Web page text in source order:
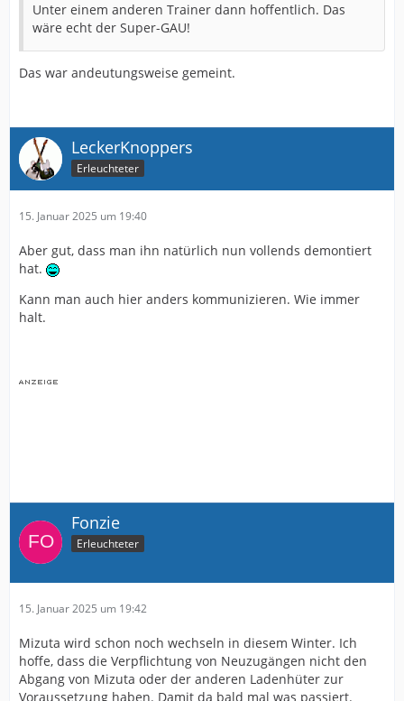
Unter einem anderen Trainer dann hoffentlich. Das
wäre echt der Super-GAU!
Das war andeutungsweise gemeint.
LeckerKnoppers
Erleuchteter
15. Januar 2025 um 19:40
Aber gut, dass man ihn natürlich nun vollends demontiert
hat.
Kann man auch hier anders kommunizieren. Wie immer
halt.
Fonzie
Erleuchteter
15. Januar 2025 um 19:42
Mizuta wird schon noch wechseln in diesem Winter. Ich
hoffe, dass die Verpflichtung von Neuzugängen nicht den
Abgang von Mizuta oder der anderen Ladenhüter zur
Voraussetzung haben. Damit da bald mal was passiert.